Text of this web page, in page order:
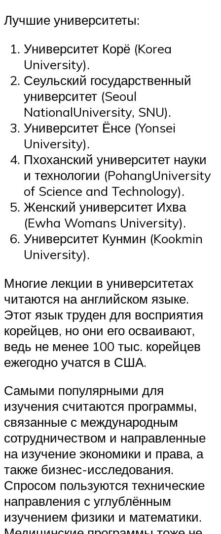
Лучшие университеты:
Университет Корё (Korea
University).
Сеульский государственный
университет (Seoul
NationalUniversity, SNU).
Университет Ёнсе (Yonsei
University).
Пхоханский университет науки
и технологии (PohangUniversity
of Science and Technology).
Женский университет Ихва
(Ewha Womans University).
Университет Кунмин (Kookmin
University).
Многие лекции в университетах
читаются на английском языке.
Этот язык труден для восприятия
корейцев, но они его осваивают,
ведь не менее 100 тыс. корейцев
ежегодно учатся в США.
Самыми популярными для
изучения считаются программы,
связанные с международным
сотрудничеством и направленные
на изучение экономики и права, а
также бизнес-исследования.
Спросом пользуются технические
направления с углублённым
изучением физики и математики.